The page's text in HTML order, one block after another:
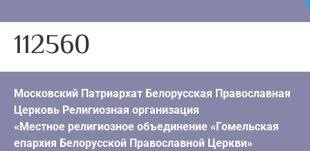
112560
Московский Патриархат Белорусская Православная
Церковь Религиозная организация
«Местное религиозное объединение «Гомельская
епархия Белорусской Православной Церкви»